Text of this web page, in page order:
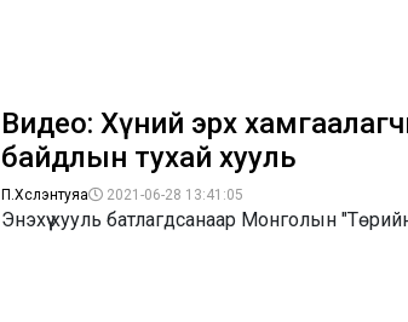
Видео: Хүний эрх
байдлын тухай хууль
П.Хүслэнтуяа 2021-06-28 13:41:05
Энэхүү хууль батлагдсанаар Монголын